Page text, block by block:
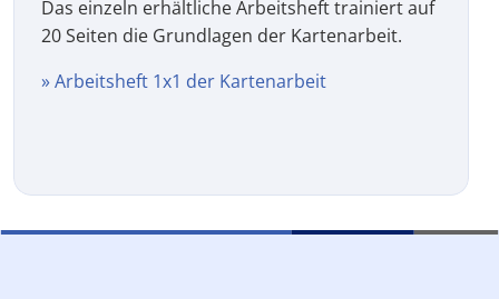
Das einzeln erhältliche Arbeitsheft trainiert auf
20 Seiten die Grundlagen der Kartenarbeit.
» Arbeitsheft 1x1 der Kartenarbeit